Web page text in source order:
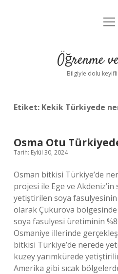
Yasal
Öğrenme
Bilgiyle dolu
Etiket: Kekik Türkiyede
Osma Otu
Tarih: Eylül 30, 2024
Osman bitkisi Türkiye’de
projesi ile Ege ve
yetiştirilen soya fasulyesinin
olarak Çukurova bölgesinde
soya fasulyesi üretiminin
Osmaniye illerinde
bitkisi Türkiye’de nerede
kuzey yarımkürede
Amerika gibi sıcak